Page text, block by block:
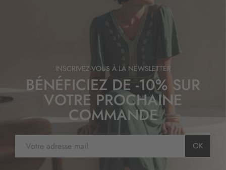
INSCRIVEZ-VOUS À LA NEWSLETTER
BÉNÉFICIEZ DE -10% SUR
VOTRE PROCHAINE
COMMANDE
s
OK